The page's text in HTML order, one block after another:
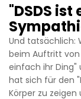
"DSDS ist
Und tatsächlich:
beim Auftritt von
einfach ihr Ding"
hat sich für den
Körper zu zeigen